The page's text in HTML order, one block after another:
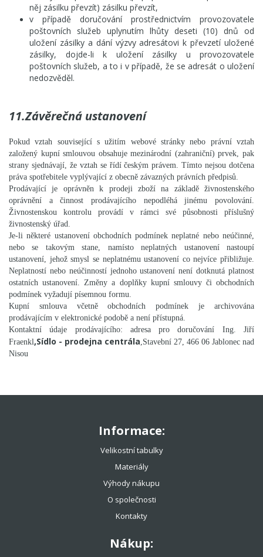
něj zásilku převzít) zásilku převzít,
v případě doručování prostřednictvím provozovatele
poštovních služeb uplynutím lhůty deseti (10) dnů od
uložení zásilky a dání výzvy adresátovi k převzetí uložené
zásilky, dojde-li k uložení zásilky u provozovatele
poštovních služeb, a to i v případě, že se adresát o uložení
nedozvěděl.
11.Závěrečná ustanovení
Pokud vztah související s užitím webové stránky nebo právní vztah
založený kupní smlouvou obsahuje mezinárodní (zahraniční) prvek, pak
strany sjednávají, že vztah se řídí českým právem. Tímto nejsou dotčena
práva spotřebitele vyplývající z obecně závazných právních předpisů.
Prodávající je oprávněn k prodeji zboží na základě živnostenského
oprávnění a činnost prodávajícího nepodléhá jinému povolování.
Živnostenskou kontrolu provádí v rámci své působnosti příslušný
živnostenský úřad.
Je-li některé ustanovení obchodních podmínek neplatné nebo neúčinné,
nebo se takovým stane, namísto neplatných ustanovení nastoupí
ustanovení, jehož smysl se neplatnému ustanovení co nejvíce přibližuje.
Neplatností nebo neúčinností jednoho ustanovení není dotknutá platnost
ostatních ustanovení. Změny a doplňky kupní smlouvy či obchodních
podmínek vyžadují písemnou formu.
Kupní smlouva včetně obchodních podmínek je archivována
prodávajícím v elektronické podobě a není přístupná.
Kontaktní údaje prodávajícího: adresa pro doručování Ing. Jiří
Fraenkl,Sídlo - prodejna centrála,Stavební 27, 466 06 Jablonec nad
Nisou
Informace:
Velikostní tabulky
Materiály
Výhody nákupu
O společnosti
Kontakty
Nákup: